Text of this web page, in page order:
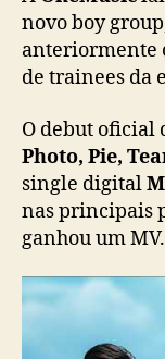
novo boy
anteriormente
de trainees da
O debut oficial
Photo, Pie,
single digital
nas principais
ganhou um MV.